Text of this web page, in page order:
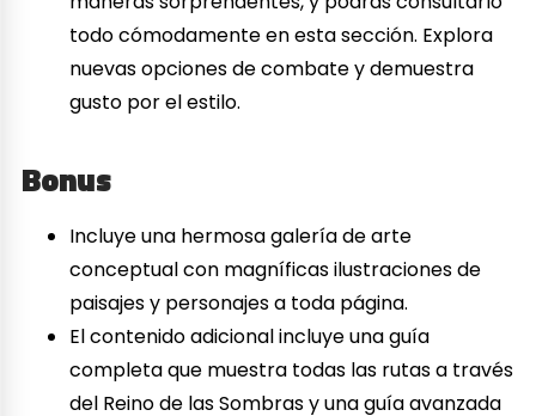
todo cómodamente en esta sección. Explora
nuevas opciones de combate y demuestra
gusto por el estilo.
Bonus
Incluye una hermosa galería de arte
conceptual con magníficas ilustraciones de
paisajes y personajes a toda página.
El contenido adicional incluye una guía
completa que muestra todas las rutas a través
del Reino de las Sombras y una guía avanzada